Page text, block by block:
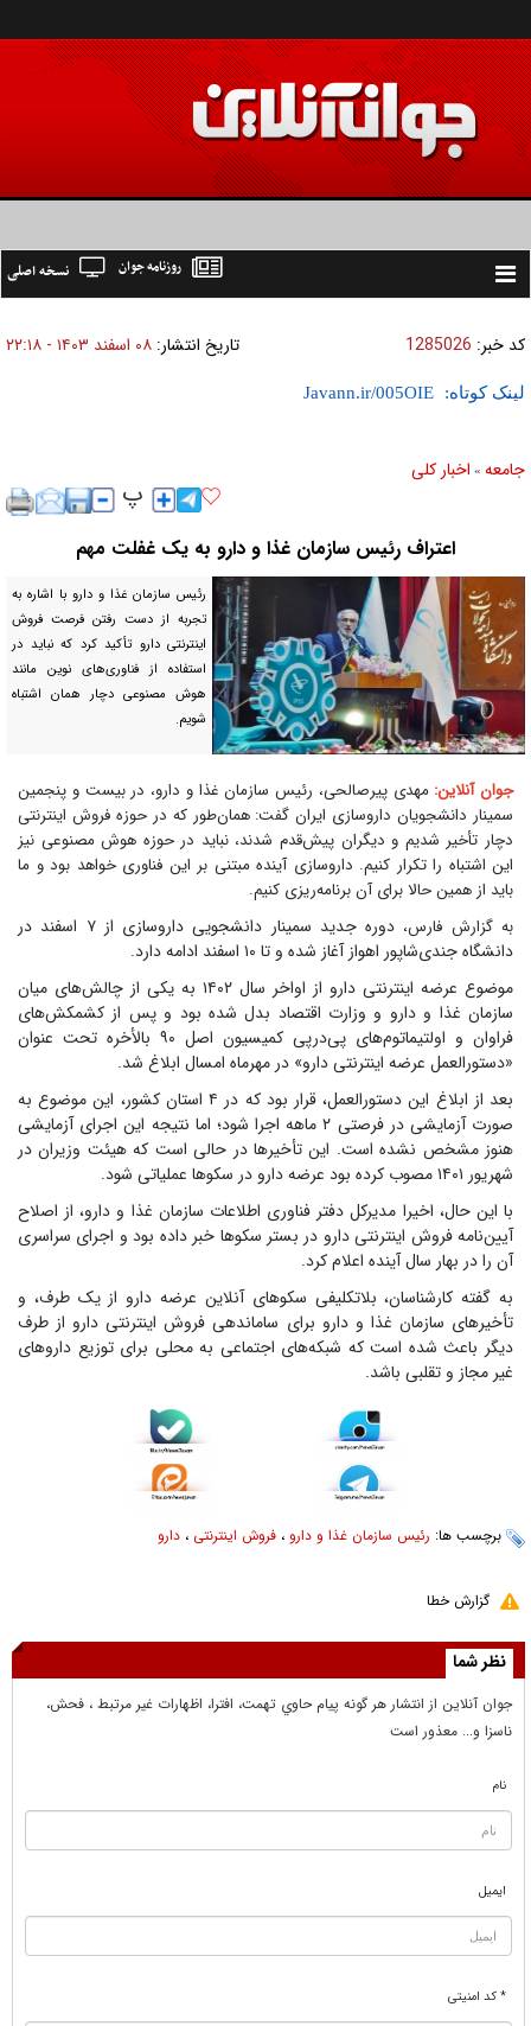
Toggle
نسخه اصلی روزنامه جوان
کد خبر: 1285026 تاریخ انتشار: ۰۸ اسفند ۱۴۰۳ - ۲۲:۱۸
لینک کوتاه:
جامعه » اخبار كلی
اعتراف رئیس سازمان غذا و دارو به یک غفلت مهم
رئیس سازمان غذا و دارو با اشاره به
تجربه از دست رفتن فرصت فروش
اینترنتی دارو تأکید کرد که نباید در
استفاده از فناوری‌های نوین مانند
هوش مصنوعی دچار همان اشتباه
شویم.
جوان آنلاین:مهدی پیرصالحی، رئیس سازمان غذا و دارو، در بیست و پنجمین
سمینار دانشجویان داروسازی ایران گفت: همان‌طور که در حوزه فروش اینترنتی
دچار تأخیر شدیم و دیگران پیش‌قدم شدند، نباید در حوزه هوش مصنوعی نیز
این اشتباه را تکرار کنیم. داروسازی آینده مبتنی بر این فناوری خواهد بود و ما
باید از همین حالا برای آن برنامه‌ریزی کنیم.
به گزارش فارس،
دوره جدید سمینار دانشجویی داروسازی از ۷ اسفند در
دانشگاه جندی‌شاپور اهواز آغاز شده و تا ۱۰ اسفند ادامه دارد.
موضوع عرضه اینترنتی دارو از اواخر سال ۱۴۰۲ به یکی از چالش‌های میان
سازمان غذا و دارو و وزارت اقتصاد بدل شده بود و پس از کشمکش‌های
فراوان و اولتیماتوم‌های پی‌در‌پی کمیسیون اصل ۹۰ بالأخره تحت عنوان
«دستورالعمل عرضه اینترنتی دارو» در مهرماه امسال ابلاغ شد.
بعد از ابلاغ این دستورالعمل، قرار بود که در ۴ استان کشور، این موضوع به
صورت آزمایشی در فرصتی ۲ ماهه اجرا شود؛ اما نتیجه این اجرای آزمایشی
هنوز مشخص نشده است. این تأخیر‌ها در حالی است که هیئت وزیران در
شهریور ۱۴۰۱ مصوب کرده بود عرضه دارو در سکو‌ها عملیاتی شود.
با این حال، اخیرا مدیرکل دفتر فناوری اطلاعات سازمان غذا و دارو، از اصلاح
آیین‌نامه فروش اینترنتی دارو در بستر سکو‌ها خبر داده بود و اجرای سراسری
آن را در بهار سال آینده اعلام کرد.
به گفته کارشناسان، بلاتکلیفی سکو‌های آنلاین عرضه دارو از یک طرف، و
تأخیر‌های سازمان غذا و دارو برای ساماندهی فروش اینترنتی دارو از طرف
دیگر باعث شده است که شبکه‌های اجتماعی به محلی برای توزیع دارو‌های
غیر مجاز و تقلبی باشد.
برچسب ها: رئیس سازمان غذا و دارو ، فروش اینترنتی ، دارو
گزارش خطا
نظر شما
جوان آنلاين از انتشار هر گونه پيام حاوي تهمت، افترا، اظهارات غير مرتبط ، فحش،
ناسزا و... معذور است
نام
ایمیل
* کد امنیتی